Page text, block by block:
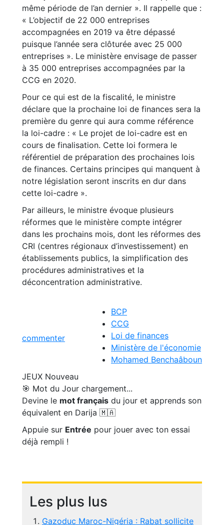
même période de l’an dernier ». Il rappelle que :
« L’objectif de 22 000 entreprises
accompagnées en 2019 va être dépassé
puisque l’année sera clôturée avec 25 000
entreprises ». Le ministère envisage de passer
à 35 000 entreprises accompagnées par la
CCG en 2020.
Pour ce qui est de la fiscalité, le ministre
déclare que la prochaine loi de finances sera la
première du genre qui aura comme référence
la loi-cadre : « Le projet de loi-cadre est en
cours de finalisation. Cette loi formera le
référentiel de préparation des prochaines lois
de finances. Certains principes qui manquent à
notre législation seront inscrits en dur dans
cette loi-cadre ».
Par ailleurs, le ministre évoque plusieurs
réformes que le ministère compte intégrer
dans les prochains mois, dont les réformes des
CRI (centres régionaux d’investissement) en
établissements publics, la simplification des
procédures administratives et la
déconcentration administrative.
commenter
BCP
CCG
Loi de finances
Ministère de l'économie
Mohamed Benchaâboun
JEUX Nouveau
🎯 Mot du Jour chargement...
Devine le mot français du jour et apprends son
équivalent en Darija 🇲🇦
Appuie sur Entrée pour jouer avec ton essai
déjà rempli !
Les plus lus
Gazoduc Maroc-Nigéria : Rabat sollicite